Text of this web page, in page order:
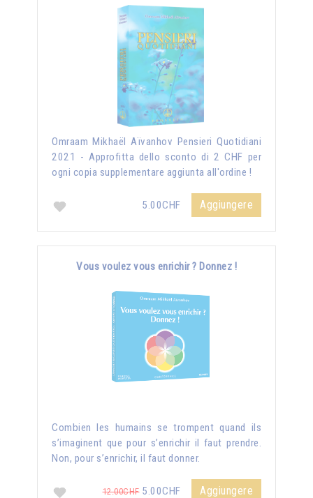
Omraam Mikhaël Aïvanhov Pensieri Quotidiani
2021 - Approfitta dello sconto di 2 CHF per
ogni copia supplementare aggiunta all'ordine !
5.00CHF Aggiungere
Vous voulez vous enrichir ? Donnez !
Combien les humains se trompent quand ils
s’imaginent que pour s’enrichir il faut prendre.
Non, pour s’enrichir, il faut donner.
12.00CHF5.00CHF Aggiungere